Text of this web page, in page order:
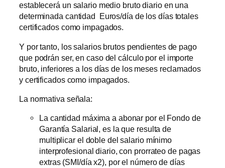
establecerá un salario medio bruto diario en una
determinada cantidad Euros/día de los días totales
certificados como impagados.
Y por tanto, los salarios brutos pendientes de pago
que podrán ser, en caso del cálculo por el importe
bruto, inferiores a los días de los meses reclamados
y certificados como impagados.
La normativa señala:
La cantidad máxima a abonar por el Fondo de
Garantía Salarial, es la que resulta de
multiplicar el doble del salario mínimo
interprofesional diario, con prorrateo de pagas
extras (SMI/día x2), por el número de días